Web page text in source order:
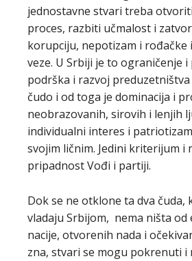
jednostavne stvari treba
proces, razbiti učmalost i
korupciju, nepotizam i rođačke
veze. U Srbiji je to ograničenje i
podrška i razvoj preduzetništva
čudo i od toga je dominacija i
neobrazovanih, sirovih i lenjih
individualni interes i
svojim ličnim. Jedini kriterijum i
pripadnost Vođi i partiji.
Dok se ne otklone ta dva čuda,
vladaju Srbijom, nema ništa od
nacije, otvorenih nada i
zna, stvari se mogu pokrenuti i